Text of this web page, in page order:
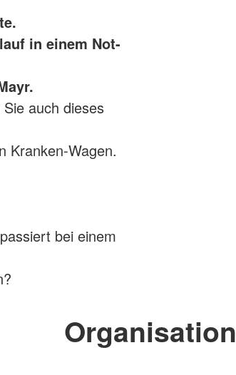
in einem Not-
Sie auch dieses
Kranken-Wagen.
bei einem
Organisation